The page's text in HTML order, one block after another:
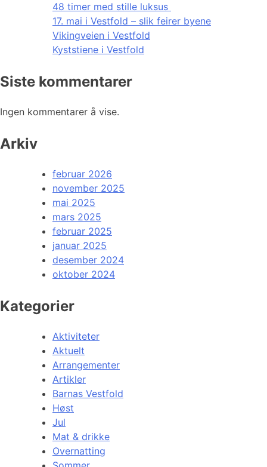
48 timer med stille luksus
17. mai i Vestfold – slik feirer byene
Vikingveien i Vestfold
Kyststiene i Vestfold
Siste kommentarer
Ingen kommentarer å vise.
Arkiv
februar 2026
november 2025
mai 2025
mars 2025
februar 2025
januar 2025
desember 2024
oktober 2024
Kategorier
Aktiviteter
Aktuelt
Arrangementer
Artikler
Barnas Vestfold
Høst
Jul
Mat & drikke
Overnatting